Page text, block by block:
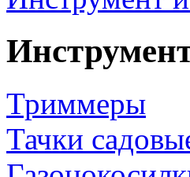
Триммеры
Тачки